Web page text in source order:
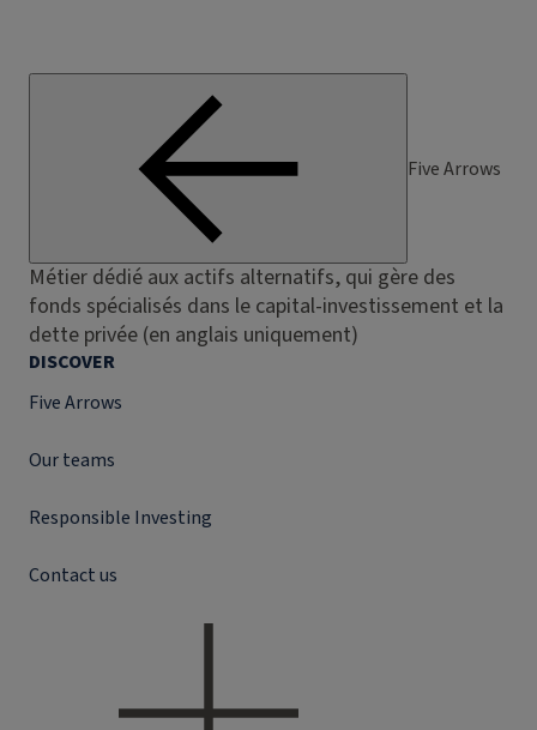
Five Arrows
Métier dédié aux actifs alternatifs, qui gère des
fonds spécialisés dans le capital-investissement et la
dette privée (en anglais uniquement)
DISCOVER
Five Arrows
Our teams
Responsible Investing
Contact us